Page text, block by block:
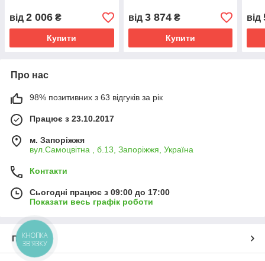
від 2 006 ₴
Купити
від 3 874₴
Купити
від
Про нас
98% позитивних з 63 відгуків за рік
Працює з 23.10.2017
м. Запоріжжя
вул.Самоцвітна , б.13, Запоріжжя, Україна
Контакти
Сьогодні працює з 09:00 до 17:00
Показати весь графік роботи
Про нас
КНОПКА
ЗВ'ЯЗКУ